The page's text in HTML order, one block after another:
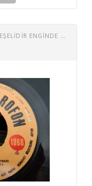
T.P.A.O.BATMAN ORKESTRASI - MEŞELIDIR ENGINDE DAĞLAR MEŞELI - AÇ AÇ KOLLARIN